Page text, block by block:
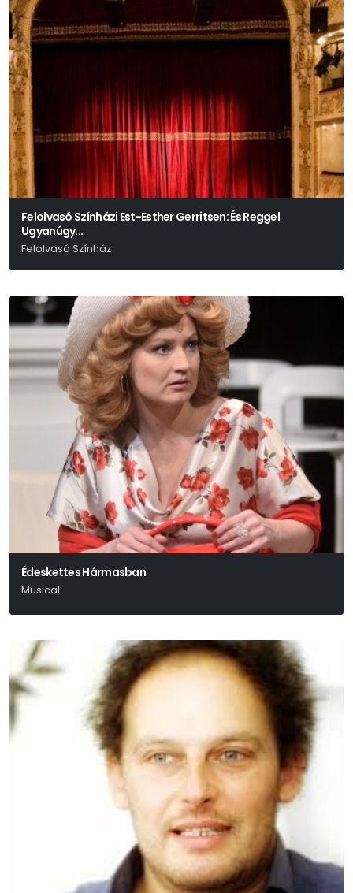
Felolvasó Színházi Est-Esther Gerritsen: És Reggel
Ugyanúgy...
Felolvasó Színház
Édeskettes Hármasban
Musical